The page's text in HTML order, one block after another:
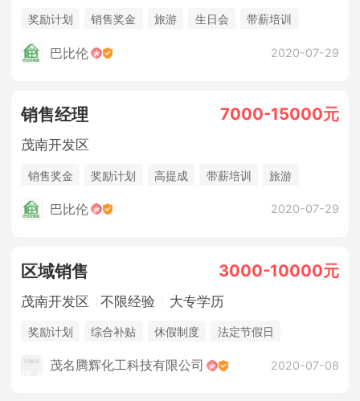
奖励计划 销售奖金 旅游 生日会
带薪培训
高提成
巴比伦 2020-07-29
销售经理 7000-15000元
茂南开发区
销售奖金 奖励计划 高提成 带薪培训
旅游
生日会
巴比伦 2020-07-29
区域销售 3000-10000元
茂南开发区 不限经验 大专学历
奖励计划 综合补贴 休假制度
法定节假日
茂名腾辉化工科技有限公司 2020-07-08